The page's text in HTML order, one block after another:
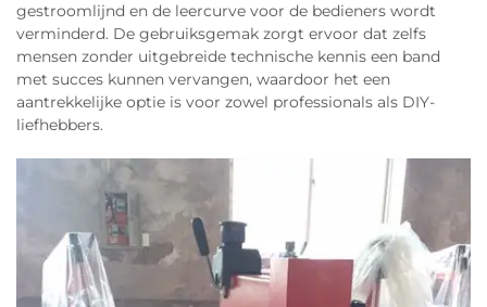
gestroomlijnd en de leercurve voor de bedieners wordt
verminderd. De gebruiksgemak zorgt ervoor dat zelfs
mensen zonder uitgebreide technische kennis een band
met succes kunnen vervangen, waardoor het een
aantrekkelijke optie is voor zowel professionals als DIY-
liefhebbers.